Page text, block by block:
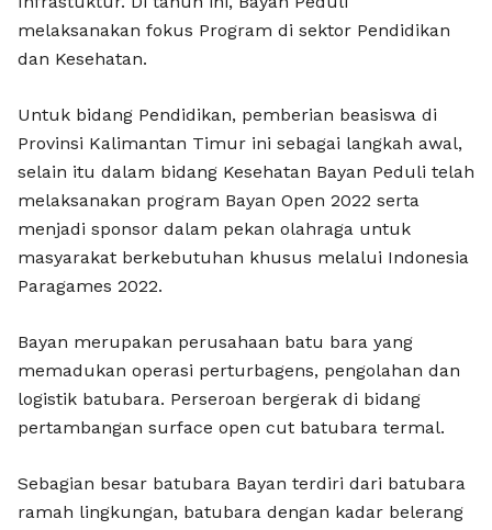
melaksanakan fokus Program di sektor Pendidikan
dan Kesehatan.
Untuk bidang Pendidikan, pemberian beasiswa di
Provinsi Kalimantan Timur ini sebagai langkah awal,
selain itu dalam bidang Kesehatan Bayan Peduli telah
melaksanakan program Bayan Open 2022 serta
menjadi sponsor dalam pekan olahraga untuk
masyarakat berkebutuhan khusus melalui Indonesia
Paragames 2022.
Bayan merupakan perusahaan batu bara yang
memadukan operasi perturbagens, pengolahan dan
logistik batubara. Perseroan bergerak di bidang
pertambangan surface open cut batubara termal.
Sebagian besar batubara Bayan terdiri dari batubara
ramah lingkungan, batubara dengan kadar belerang